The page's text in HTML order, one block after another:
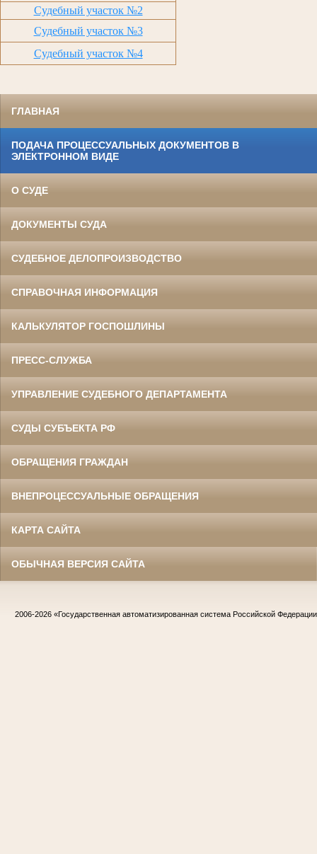
Судебный участок №2
Судебный участок №3
Судебный участок №4
ГЛАВНАЯ
ПОДАЧА ПРОЦЕССУАЛЬНЫХ ДОКУМЕНТОВ В
ЭЛЕКТРОННОМ ВИДЕ
О СУДЕ
ДОКУМЕНТЫ СУДА
СУДЕБНОЕ ДЕЛОПРОИЗВОДСТВО
СПРАВОЧНАЯ ИНФОРМАЦИЯ
КАЛЬКУЛЯТОР ГОСПОШЛИНЫ
ПРЕСС-СЛУЖБА
УПРАВЛЕНИЕ СУДЕБНОГО ДЕПАРТАМЕНТА
СУДЫ СУБЪЕКТА РФ
ОБРАЩЕНИЯ ГРАЖДАН
ВНЕПРОЦЕССУАЛЬНЫЕ ОБРАЩЕНИЯ
КАРТА САЙТА
ОБЫЧНАЯ ВЕРСИЯ САЙТА
2006-2026 «Государственная автоматизированная система Российской